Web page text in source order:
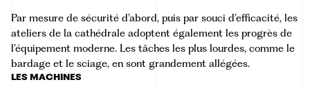
Par mesure de sécurité d’abord, puis par souci d’efficacité, les
ateliers de la cathédrale adoptent également les progrès de
l’équipement moderne. Les tâches les plus lourdes, comme le
bardage et le sciage, en sont grandement allégées.
LES MACHINES